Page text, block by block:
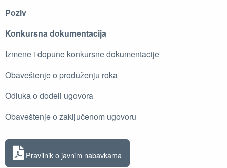
Poziv
Konkursna dokumentacija
Izmene i dopune konkursne dokumentacije
Obaveštenje o produženju roka
Odluka o dodeli ugovora
Obaveštenje o zaključenom ugovoru
Pravilnik o javnim nabavkama